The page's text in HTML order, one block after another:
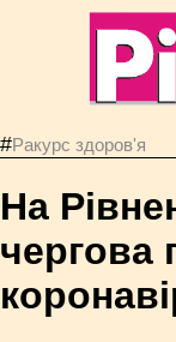
#Ракурс здоров'я
На
чергова